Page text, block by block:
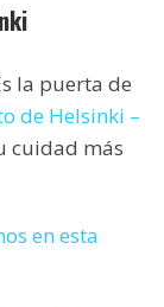
la puerta de
de Helsinki –
cuidad más
en esta